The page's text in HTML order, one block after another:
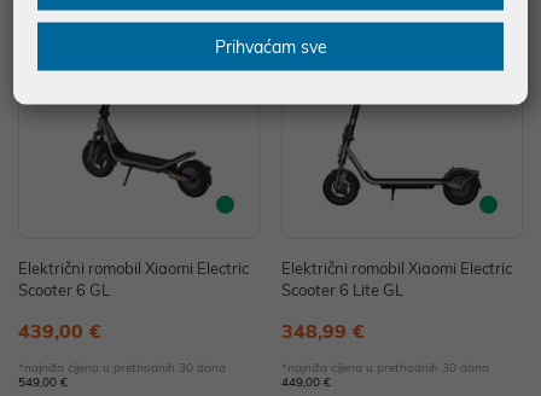
-20%
Električni romobil Xiaomi Electric
Scooter 6 GL
439,00 €
*najniža cijena u prethodnih 30 dana
549,00 €
-22%
Električni romobil Xiaomi Electric
Scooter 6 Lite GL
348,99 €
*najniža cijena u prethodnih 30 dana
449,00 €
Prihvaćam sve